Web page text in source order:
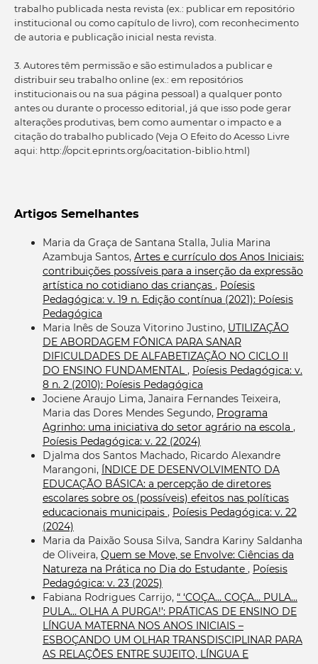
trabalho publicada nesta revista (ex.: publicar em repositório
institucional ou como capítulo de livro), com reconhecimento
de autoria e publicação inicial nesta revista.
3. Autores têm permissão e são estimulados a publicar e
distribuir seu trabalho online (ex.: em repositórios
institucionais ou na sua página pessoal) a qualquer ponto
antes ou durante o processo editorial, já que isso pode gerar
alterações produtivas, bem como aumentar o impacto e a
citação do trabalho publicado (Veja O Efeito do Acesso Livre
aqui: http://opcit.eprints.org/oacitation-biblio.html)
Artigos Semelhantes
Maria da Graça de Santana Stalla, Julia Marina
Azambuja Santos, Artes e currículo dos Anos Iniciais:
contribuições possíveis para a inserção da expressão
artística no cotidiano das crianças , Poíesis
Pedagógica: v. 19 n. Edição contínua (2021): Poíesis
Pedagógica
Maria Inês de Souza Vitorino Justino, UTILIZAÇÃO
DE ABORDAGEM FÔNICA PARA SANAR
DIFICULDADES DE ALFABETIZAÇÃO NO CICLO II
DO ENSINO FUNDAMENTAL, Poíesis Pedagógica: v.
8 n. 2 (2010): Poíesis Pedagógica
Jociene Araujo Lima, Janaira Fernandes Teixeira,
Maria das Dores Mendes Segundo, Programa
Agrinho: uma iniciativa do setor agrário na escola ,
Poíesis Pedagógica: v. 22 (2024)
Djalma dos Santos Machado, Ricardo Alexandre
Marangoni, ÍNDICE DE DESENVOLVIMENTO DA
EDUCAÇÃO BÁSICA: a percepção de diretores
escolares sobre os (possíveis) efeitos nas políticas
educacionais municipais , Poíesis Pedagógica: v. 22
(2024)
Maria da Paixão Sousa Silva, Sandra Kariny Saldanha
de Oliveira, Quem se Move, se Envolve: Ciências da
Natureza na Prática no Dia do Estudante , Poíesis
Pedagógica: v. 23 (2025)
Fabiana Rodrigues Carrijo, “ ‘COÇA... COÇA... PULA...
PULA... OLHA A PURGA!’: PRÁTICAS DE ENSINO DE
LÍNGUA MATERNA NOS ANOS INICIAIS –
ESBOÇANDO UM OLHAR TRANSDISCIPLINAR PARA
AS RELAÇÕES ENTRE SUJEITO, LÍNGUA E